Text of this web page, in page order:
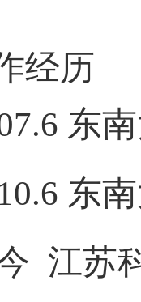
经历
东
东
江苏